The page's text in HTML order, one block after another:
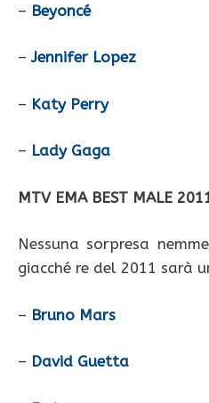
– Beyoncé
–Jennifer Lopez
– Katy Perry
– Lady Gaga
MTV EMA BEST MALE
Nessuna sorpresa
giacché re del 2011 sarà
– Bruno Mars
– David Guetta